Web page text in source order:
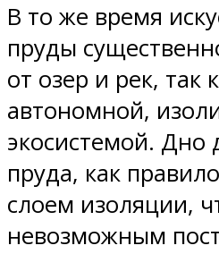
В то же время
пруды
от озер и рек, так
автономной,
экосистемой. Дно
пруда, как
слоем изоляции,
невозможным